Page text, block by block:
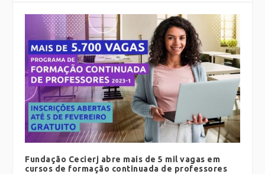
Fundação Cecierj abre mais de 5 mil vagas em
cursos de formação continuada de professores